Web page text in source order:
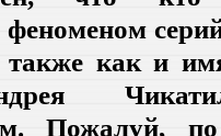
феноменом
как и имя
Пожалуй,